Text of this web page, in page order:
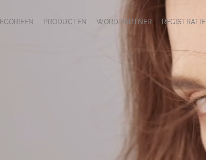
PRODUCTEN WORD PARTNER REGISTRATIE